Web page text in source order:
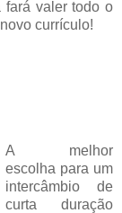
fará valer todo o
currículo!
A melhor
escolha para um
intercâmbio de
curta duração